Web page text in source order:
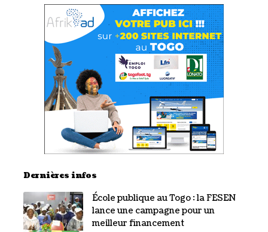
Dernières infos
École publique au Togo : la FESEN
lance une campagne pour un
meilleur financement